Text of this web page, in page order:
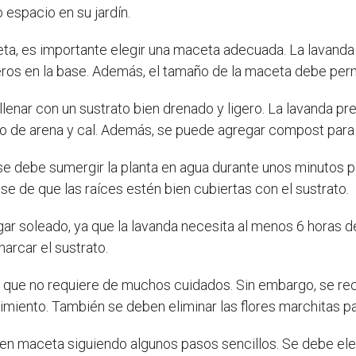
en su jardín.
es importante elegir una maceta adecuada. La
en la base. Además, el tamaño de la maceta debe
con un sustrato bien drenado y ligero. La lavanda
arena y cal. Además, se puede agregar compost
debe sumergir la planta en agua durante unos minutos
de que las raíces estén bien cubiertas con el sustrato.
soleado, ya que la lavanda necesita al menos 6 horas
el sustrato.
no requiere de muchos cuidados. Sin embargo, se
También se deben eliminar las flores marchitas
maceta siguiendo algunos pasos sencillos. Se debe